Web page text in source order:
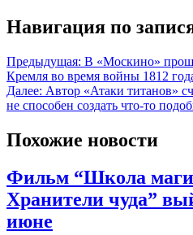
Навигация по
Предыдущая: В «Москино»
Кремля во время войны 1812
Далее: Автор «Атаки титанов»
не способен создать что-то
Похожие новости
Фильм “Школа
Хранители чуда”
июне